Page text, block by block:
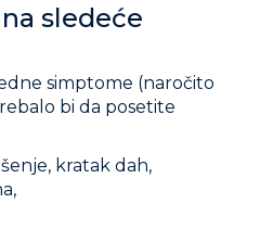
sledeće
simptome (naročito
bi da posetite
kratak dah,